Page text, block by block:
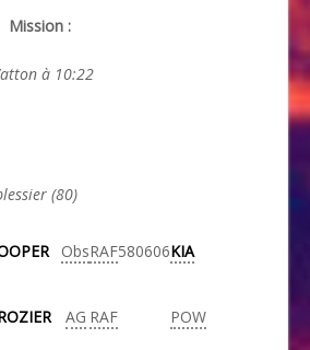
Mission :
à 10:22
(80)
ObsRAF580606KIA
AG RAF POW